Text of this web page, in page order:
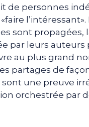
de personnes
l’intéressant».
sont propagées,
par leurs auteurs
au plus grand
partages de
une preuve
orchestrée par